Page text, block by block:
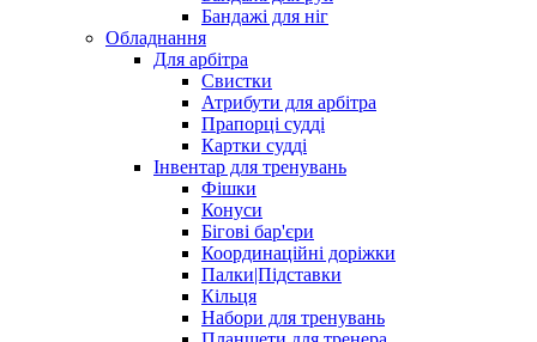
Бандажі для ніг
Обладнання
Для арбітра
Свистки
Атрибути для арбітра
Прапорці судді
Картки судді
Інвентар для тренувань
Фішки
Конуси
Бігові бар'єри
Координаційні доріжки
Палки|Підставки
Кільця
Набори для тренувань